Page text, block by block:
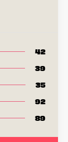
42
39
35
92
89